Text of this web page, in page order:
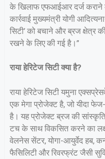
के खिलाफ एफआईआर दर्ज कराने
कार्रवाई मुख्यमंत्री योगी
सिटी’ को बचाने और ब्रज क्षेत्र
रखने के लिए की गई है।”
राया हेरिटेज सिटी क्या है?
राया हेरिटेज सिटी यमुना
एक मेगा प्रोजेक्ट है, जो यीदा
है। यह प्रोजेक्ट ब्रज की
टच के साथ विकसित करने का
वेलनेस सेंटर, योगा-आयुर्वेद हब,
फैसिलिटी और रिवरफ्रंट जैसी